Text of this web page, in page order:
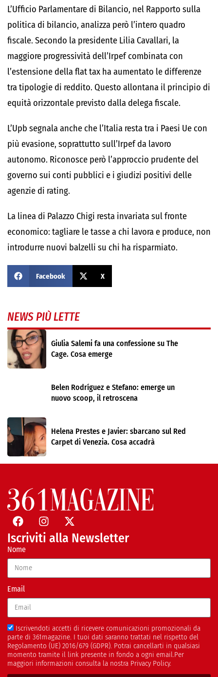
L’Ufficio Parlamentare di Bilancio, nel Rapporto sulla
politica di bilancio, analizza però l’intero quadro
fiscale. Secondo la presidente Lilia Cavallari, la
maggiore progressività dell’Irpef combinata con
l’estensione della flat tax ha aumentato le differenze
tra tipologie di reddito. Questo allontana il principio di
equità orizzontale previsto dalla delega fiscale.
L’Upb segnala anche che l’Italia resta tra i Paesi Ue con
più evasione, soprattutto sull’Irpef da lavoro
autonomo. Riconosce però l’approccio prudente del
governo sui conti pubblici e i giudizi positivi delle
agenzie di rating.
La linea di Palazzo Chigi resta invariata sul fronte
economico: tagliare le tasse a chi lavora e produce, non
introdurre nuovi balzelli su chi ha risparmiato.
Facebook X
NEWS PIÙ LETTE
Giulia Salemi fa una confessione su The
Cage. Cosa emerge
Belen Rodríguez e Stefano: emerge un
nuovo scoop, il retroscena
Helena Prestes e Javier: sbarcano sul Red
Carpet di Venezia. Cosa accadrà
Iscriviti alla Newsletter
Nome
Email
Iscrivendoti accetti di ricevere comunicazioni promozionali da
parte di 361magazine. I tuoi dati saranno trattati nel rispetto del
Regolamento (UE) 2016/679 (GDPR). Potrai cancellarti in qualsiasi
momento tramite il link presente in fondo a ogni email.Per
maggiori informazioni consulta la nostra Privacy Policy.